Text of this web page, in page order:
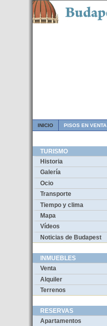
INICIO PISOS EN VENTA
TURISMO
Historia
Galería
Ocio
Transporte
Tiempo y clima
Mapa
Vídeos
Noticias de Budapest
INMUEBLES
Venta
Alquiler
Terrenos
RESERVAS
Apartamentos